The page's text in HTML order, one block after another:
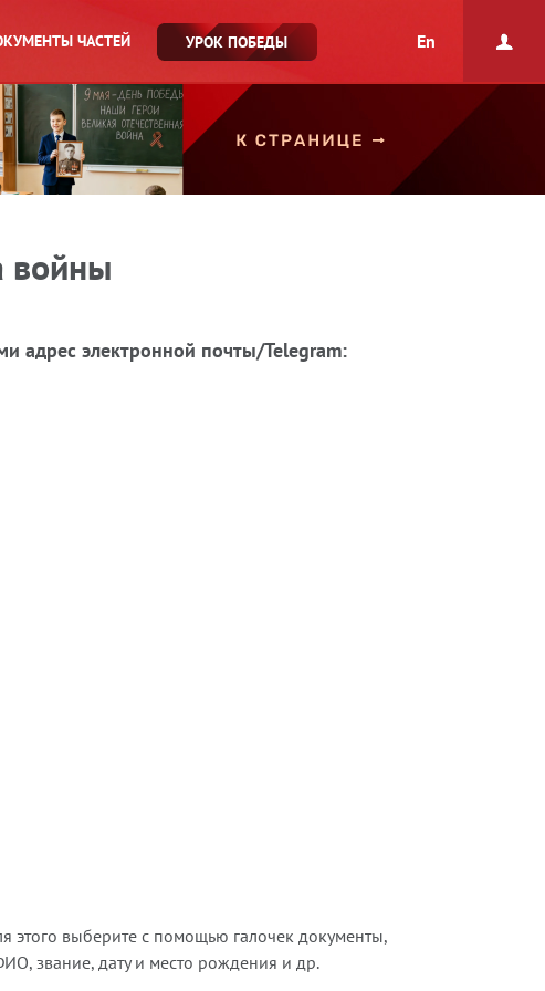
ЧАСТЕЙ УРОК ПОБЕДЫ En
войны
адрес электронной почты/Telegram:
выберите с помощью галочек документы,
звание, дату и место рождения и др.